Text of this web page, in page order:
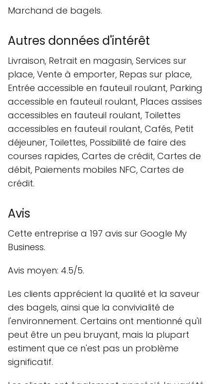
Marchand de bagels.
Autres données d'intérêt
Livraison, Retrait en magasin, Services sur
place, Vente à emporter, Repas sur place,
Entrée accessible en fauteuil roulant, Parking
accessible en fauteuil roulant, Places assises
accessibles en fauteuil roulant, Toilettes
accessibles en fauteuil roulant, Cafés, Petit
déjeuner, Toilettes, Possibilité de faire des
courses rapides, Cartes de crédit, Cartes de
débit, Paiements mobiles NFC, Cartes de
crédit.
Avis
Cette entreprise a 197 avis sur Google My
Business.
Avis moyen: 4.5/5.
Les clients apprécient la qualité et la saveur
des bagels, ainsi que la convivialité de
l'environnement. Certains ont mentionné qu'il
peut être un peu bruyant, mais la plupart
estiment que ce n'est pas un problème
significatif.